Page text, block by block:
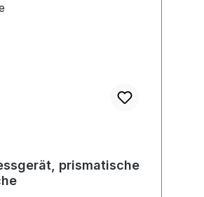
prismatische